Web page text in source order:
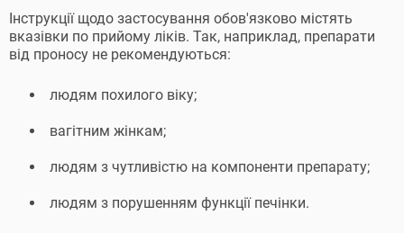
Інструкції щодо застосування обов'язково містять
вказівки по прийому ліків. Так, наприклад, препарати
від проносу не рекомендуються:
людям похилого віку;
вагітним жінкам;
людям з чутливістю на компоненти препарату;
людям з порушенням функції печінки.